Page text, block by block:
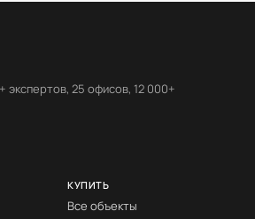
25 офисов, 12 000+
КУПИТЬ
Все объекты